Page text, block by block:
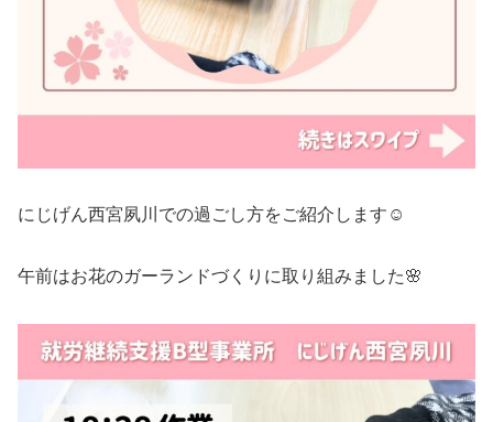
にじげん西宮夙川での過ごし方をご紹介します☺️
午前はお花のガーランドづくりに取り組みました🌸